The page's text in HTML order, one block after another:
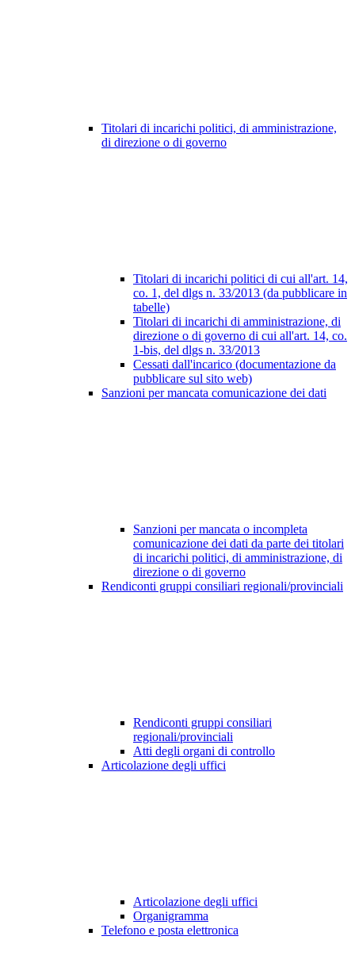
Titolari di incarichi politici, di amministrazione,
di direzione o di governo
Titolari di incarichi politici di cui all'art. 14,
co. 1, del dlgs n. 33/2013 (da pubblicare in
tabelle)
Titolari di incarichi di amministrazione, di
direzione o di governo di cui all'art. 14, co.
1-bis, del dlgs n. 33/2013
Cessati dall'incarico (documentazione da
pubblicare sul sito web)
Sanzioni per mancata comunicazione dei dati
Sanzioni per mancata o incompleta
comunicazione dei dati da parte dei titolari
di incarichi politici, di amministrazione, di
direzione o di governo
Rendiconti gruppi consiliari regionali/provinciali
Rendiconti gruppi consiliari
regionali/provinciali
Atti degli organi di controllo
Articolazione degli uffici
Articolazione degli uffici
Organigramma
Telefono e posta elettronica